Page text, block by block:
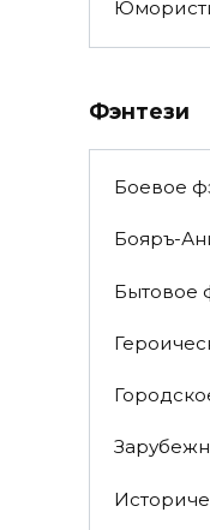
Фэнтези
Боевое
Бояръ-
Бытовое